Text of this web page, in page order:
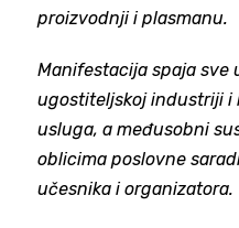
proizvodnji i plasmanu.
Manifestacija spaja
ugostiteljskoj industriji i
usluga, a međusobni
oblicima poslovne
učesnika i organizatora.